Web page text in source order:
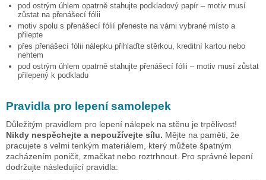
pod ostrým úhlem opatrně stahujte podkladový papír – motiv musí
zůstat na přenášecí fólii
motiv spolu s přenášecí fólií přeneste na vámi vybrané místo a
přilepte
přes přenášecí fólii nálepku přihlaďte stěrkou, kreditní kartou nebo
nehtem
pod ostrým úhlem opatrně stahujte přenášecí fólii – motiv musí zůstat
přilepený k podkladu
Pravidla pro lepení samolepek
Důležitým pravidlem pro lepení nálepek na stěnu je trpělivost!
Nikdy nespěchejte a nepoužívejte sílu. Mějte na paměti, že
pracujete s velmi tenkým materiálem, který můžete špatným
zacházením poničit, zmačkat nebo roztrhnout. Pro správné lepení
dodržujte následující pravidla: